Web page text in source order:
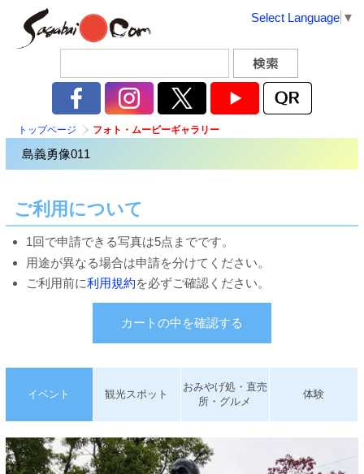
Select Language ▼
トップページ フォト・ムービーギャラリー
島義勇像011
ご利用について
1回で申請できる写真は5点までです。
用途が異なる場合は申請を分けてください。
ご利用前に利用規約を必ずご確認ください。
カートの中を確認する
イベント 観光スポット
おみやげ処・直売
所・グルメ
体験